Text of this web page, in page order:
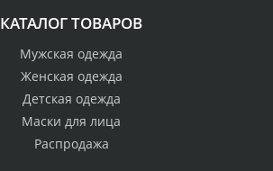
КАТАЛОГ ТОВАРОВ
Мужская одежда
Женская одежда
Детская одежда
Маски для лица
Распродажа